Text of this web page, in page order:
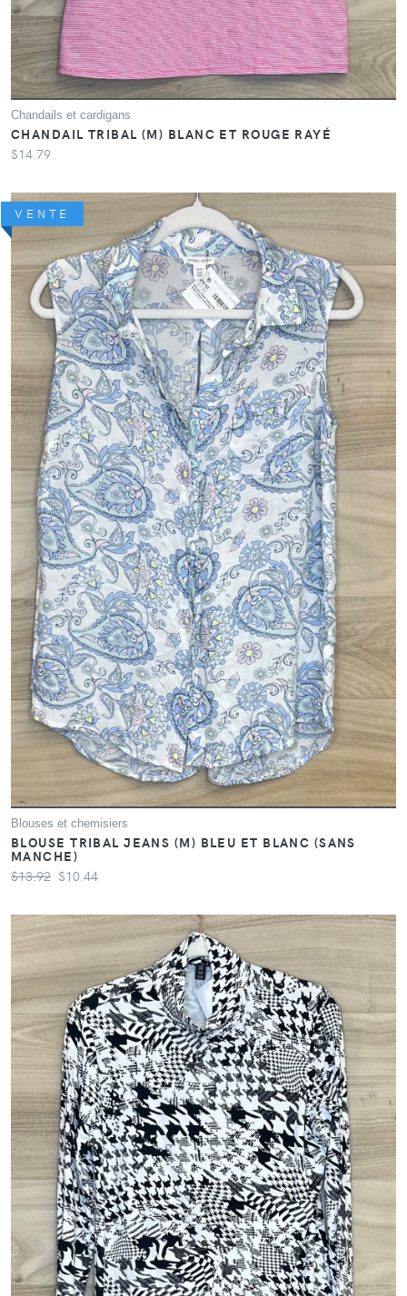
Chandails et cardigans
CHANDAIL TRIBAL (M) BLANC ET ROUGE RAYÉ
$14.79
VENTE
Blouses et chemisiers
BLOUSE TRIBAL JEANS (M) BLEU ET BLANC (SANS
MANCHE)
$13.92 $10.44